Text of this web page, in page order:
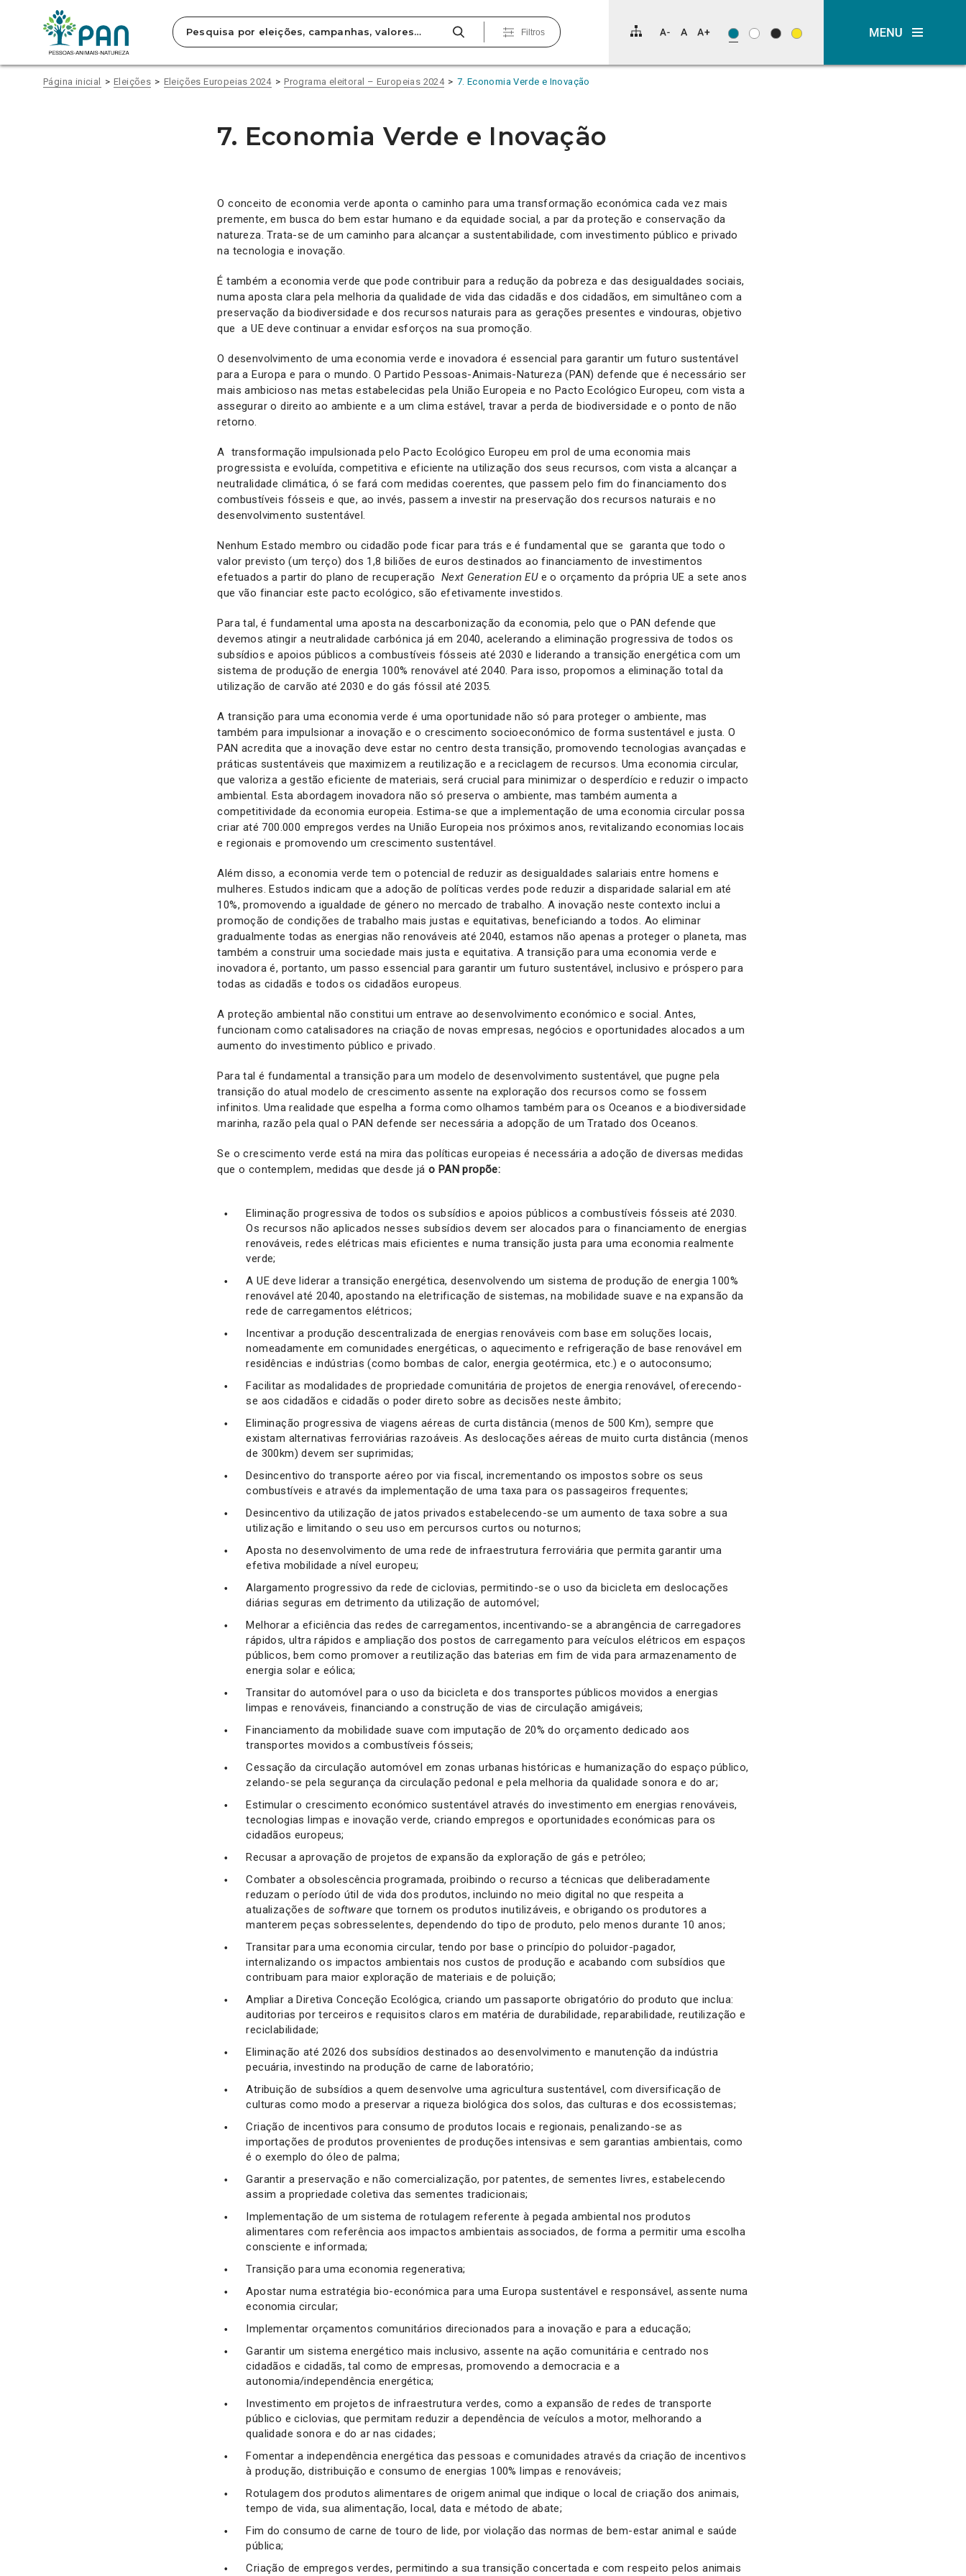
conteúdo
Filtros
Página inicial Eleições Eleições Europeias 2024 Programa eleitoral – Europeias 2024 7. Economia Verde e Inovação
7. Economia Verde e Inovação
O conceito de economia verde aponta o caminho para uma transformação económica cada vez mais
premente, em busca do bem estar humano e da equidade social, a par da proteção e conservação da
natureza. Trata-se de um caminho para alcançar a sustentabilidade, com investimento público e privado
na tecnologia e inovação.
É também a economia verde que pode contribuir para a redução da pobreza e das desigualdades sociais,
numa aposta clara pela melhoria da qualidade de vida das cidadãs e dos cidadãos, em simultâneo com a
preservação da biodiversidade e dos recursos naturais para as gerações presentes e vindouras, objetivo
que a UE deve continuar a envidar esforços na sua promoção.
O desenvolvimento de uma economia verde e inovadora é essencial para garantir um futuro sustentável
para a Europa e para o mundo. O Partido Pessoas-Animais-Natureza (PAN) defende que é necessário ser
mais ambicioso nas metas estabelecidas pela União Europeia e no Pacto Ecológico Europeu, com vista a
assegurar o direito ao ambiente e a um clima estável, travar a perda de biodiversidade e o ponto de não
retorno.
A transformação impulsionada pelo Pacto Ecológico Europeu em prol de uma economia mais
progressista e evoluída, competitiva e eficiente na utilização dos seus recursos, com vista a alcançar a
neutralidade climática, ó se fará com medidas coerentes, que passem pelo fim do financiamento dos
combustíveis fósseis e que, ao invés, passem a investir na preservação dos recursos naturais e no
desenvolvimento sustentável.
Nenhum Estado membro ou cidadão pode ficar para trás e é fundamental que se garanta que todo o
valor previsto (um terço) dos 1,8 biliões de euros destinados ao financiamento de investimentos
efetuados a partir do plano de recuperaçãoNext Generation EUe o orçamento da própria UE a sete anos
que vão financiar este pacto ecológico, são efetivamente investidos.
Para tal, é fundamental uma aposta na descarbonização da economia, pelo que o PAN defende que
devemos atingir a neutralidade carbónica já em 2040, acelerando a eliminação progressiva de todos os
subsídios e apoios públicos a combustíveis fósseis até 2030 e liderando a transição energética com um
sistema de produção de energia 100% renovável até 2040. Para isso, propomos a eliminação total da
utilização de carvão até 2030 e do gás fóssil até 2035.
A transição para uma economia verde é uma oportunidade não só para proteger o ambiente, mas
também para impulsionar a inovação e o crescimento socioeconómico de forma sustentável e justa. O
PAN acredita que a inovação deve estar no centro desta transição, promovendo tecnologias avançadas e
práticas sustentáveis que maximizem a reutilização e a reciclagem de recursos. Uma economia circular,
que valoriza a gestão eficiente de materiais, será crucial para minimizar o desperdício e reduzir o impacto
ambiental. Esta abordagem inovadora não só preserva o ambiente, mas também aumenta a
competitividade da economia europeia. Estima-se que a implementação de uma economia circular possa
criar até 700.000 empregos verdes na União Europeia nos próximos anos, revitalizando economias locais
e regionais e promovendo um crescimento sustentável.
Além disso, a economia verde tem o potencial de reduzir as desigualdades salariais entre homens e
mulheres. Estudos indicam que a adoção de políticas verdes pode reduzir a disparidade salarial em até
10%, promovendo a igualdade de género no mercado de trabalho. A inovação neste contexto inclui a
promoção de condições de trabalho mais justas e equitativas, beneficiando a todos. Ao eliminar
gradualmente todas as energias não renováveis até 2040, estamos não apenas a proteger o planeta, mas
também a construir uma sociedade mais justa e equitativa. A transição para uma economia verde e
inovadora é, portanto, um passo essencial para garantir um futuro sustentável, inclusivo e próspero para
todas as cidadãs e todos os cidadãos europeus.
A proteção ambiental não constitui um entrave ao desenvolvimento económico e social. Antes,
funcionam como catalisadores na criação de novas empresas, negócios e oportunidades alocados a um
aumento do investimento público e privado.
Para tal é fundamental a transição para um modelo de desenvolvimento sustentável, que pugne pela
transição do atual modelo de crescimento assente na exploração dos recursos como se fossem
infinitos. Uma realidade que espelha a forma como olhamos também para os Oceanos e a biodiversidade
marinha, razão pela qual o PAN defende ser necessária a adopção de um Tratado dos Oceanos.
Se o crescimento verde está na mira das políticas europeias é necessária a adoção de diversas medidas
que o contemplem, medidas que desde jáo PAN propõe:
Eliminação progressiva de todos os subsídios e apoios públicos a combustíveis fósseis até 2030.
Os recursos não aplicados nesses subsídios devem ser alocados para o financiamento de energias
renováveis, redes elétricas mais eficientes e numa transição justa para uma economia realmente
verde;
A UE deve liderar a transição energética, desenvolvendo um sistema de produção de energia 100%
renovável até 2040, apostando na eletrificação de sistemas, na mobilidade suave e na expansão da
rede de carregamentos elétricos;
Incentivar a produção descentralizada de energias renováveis com base em soluções locais,
nomeadamente em comunidades energéticas, o aquecimento e refrigeração de base renovável em
residências e indústrias (como bombas de calor, energia geotérmica, etc.) e o autoconsumo;
Facilitar as modalidades de propriedade comunitária de projetos de energia renovável, oferecendo-
se aos cidadãos e cidadãs o poder direto sobre as decisões neste âmbito;
Eliminação progressiva de viagens aéreas de curta distância (menos de 500 Km), sempre que
existam alternativas ferroviárias razoáveis. As deslocações aéreas de muito curta distância (menos
de 300km) devem ser suprimidas;
Desincentivo do transporte aéreo por via fiscal, incrementando os impostos sobre os seus
combustíveis e através da implementação de uma taxa para os passageiros frequentes;
Desincentivo da utilização de jatos privados estabelecendo-se um aumento de taxa sobre a sua
utilização e limitando o seu uso em percursos curtos ou noturnos;
Aposta no desenvolvimento de uma rede de infraestrutura ferroviária que permita garantir uma
efetiva mobilidade a nível europeu;
Alargamento progressivo da rede de ciclovias, permitindo-se o uso da bicicleta em deslocações
diárias seguras em detrimento da utilização de automóvel;
Melhorar a eficiência das redes de carregamentos, incentivando-se a abrangência de carregadores
rápidos, ultra rápidos e ampliação dos postos de carregamento para veículos elétricos em espaços
públicos, bem como promover a reutilização das baterias em fim de vida para armazenamento de
energia solar e eólica;
Transitar do automóvel para o uso da bicicleta e dos transportes públicos movidos a energias
limpas e renováveis, financiando a construção de vias de circulação amigáveis;
Financiamento da mobilidade suave com imputação de 20% do orçamento dedicado aos
transportes movidos a combustíveis fósseis;
Cessação da circulação automóvel em zonas urbanas históricas e humanização do espaço público,
zelando-se pela segurança da circulação pedonal e pela melhoria da qualidade sonora e do ar;
Estimular o crescimento económico sustentável através do investimento em energias renováveis,
tecnologias limpas e inovação verde, criando empregos e oportunidades económicas para os
cidadãos europeus;
Recusar a aprovação de projetos de expansão da exploração de gás e petróleo;
Combater a obsolescência programada, proibindo o recurso a técnicas que deliberadamente
reduzam o período útil de vida dos produtos, incluindo no meio digital no que respeita a
atualizações de software que tornem os produtos inutilizáveis, e obrigando os produtores a
manterem peças sobresselentes, dependendo do tipo de produto, pelo menos durante 10 anos;
Transitar para uma economia circular, tendo por base o princípio do poluidor-pagador,
internalizando os impactos ambientais nos custos de produção e acabando com subsídios que
contribuam para maior exploração de materiais e de poluição;
Ampliar a Diretiva Conceção Ecológica, criando um passaporte obrigatório do produto que inclua:
auditorias por terceiros e requisitos claros em matéria de durabilidade, reparabilidade, reutilização e
reciclabilidade;
Eliminação até 2026 dos subsídios destinados ao desenvolvimento e manutenção da indústria
pecuária, investindo na produção de carne de laboratório;
Atribuição de subsídios a quem desenvolve uma agricultura sustentável, com diversificação de
culturas como modo a preservar a riqueza biológica dos solos, das culturas e dos ecossistemas;
Criação de incentivos para consumo de produtos locais e regionais, penalizando-se as
importações de produtos provenientes de produções intensivas e sem garantias ambientais, como
é o exemplo do óleo de palma;
Garantir a preservação e não comercialização, por patentes, de sementes livres, estabelecendo
assim a propriedade coletiva das sementes tradicionais;
Implementação de um sistema de rotulagem referente à pegada ambiental nos produtos
alimentares com referência aos impactos ambientais associados, de forma a permitir uma escolha
consciente e informada;
Transição para uma economia regenerativa;
Apostar numa estratégia bio-económica para uma Europa sustentável e responsável, assente numa
economia circular;
Implementar orçamentos comunitários direcionados para a inovação e para a educação;
Garantir um sistema energético mais inclusivo, assente na ação comunitária e centrado nos
cidadãos e cidadãs, tal como de empresas, promovendo a democracia e a
autonomia/independência energética;
Investimento em projetos de infraestrutura verdes, como a expansão de redes de transporte
público e ciclovias, que permitam reduzir a dependência de veículos a motor, melhorando a
qualidade sonora e do ar nas cidades;
Fomentar a independência energética das pessoas e comunidades através da criação de incentivos
à produção, distribuição e consumo de energias 100% limpas e renováveis;
Rotulagem dos produtos alimentares de origem animal que indique o local de criação dos animais,
tempo de vida, sua alimentação, local, data e método de abate;
Fim do consumo de carne de touro de lide, por violação das normas de bem-estar animal e saúde
pública;
Criação de empregos verdes, permitindo a sua transição concertada e com respeito pelos animais